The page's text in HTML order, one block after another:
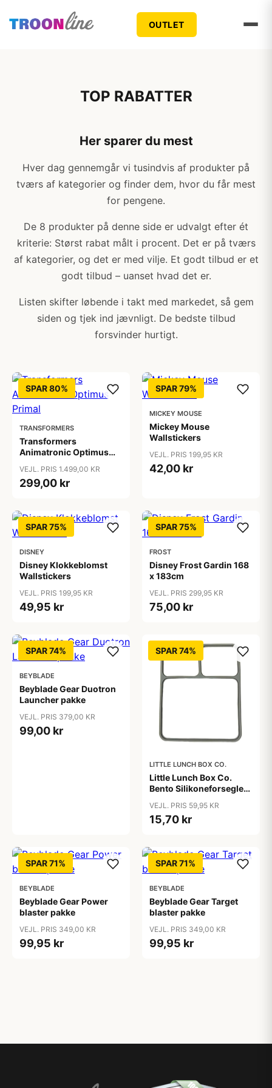
OUTLET
TOP RABATTER
Her sparer du mest
Hver dag gennemgår vi tusindvis af produkter på
tværs af kategorier og finder dem, hvor du får mest
for pengene.
De 8 produkter på denne side er udvalgt efter ét
kriterie: Størst rabat målt i procent. Det er på tværs
af kategorier, og det er med vilje. Et godt tilbud er et
godt tilbud – uanset hvad det er.
Listen skifter løbende i takt med markedet, så gem
siden og tjek ind jævnligt. De bedste tilbud
forsvinder hurtigt.
SPAR 80%
TRANSFORMERS
Transformers
Animatronic Optimus
VEJL. PRIS 1.499,00 KR
299,00 kr
SPAR 79%
MICKEY MOUSE
Mickey Mouse
Wallstickers
VEJL. PRIS 199,95 KR
42,00 kr
SPAR 75%
DISNEY
Disney Klokkeblomst
Wallstickers
VEJL. PRIS 199,95 KR
49,95 kr
SPAR 75%
FROST
Disney Frost Gardin 168
x 183cm
VEJL. PRIS 299,95 KR
75,00 kr
SPAR 74%
BEYBLADE
Beyblade Gear Duotron
Launcher pakke
VEJL. PRIS 379,00 KR
99,00 kr
SPAR 74%
LITTLE LUNCH BOX CO.
Little Lunch Box Co.
Bento Silikoneforsegler
VEJL. PRIS 59,95 KR
15,70 kr
SPAR 71%
BEYBLADE
Beyblade Gear Power
blaster pakke
VEJL. PRIS 349,00 KR
99,95 kr
SPAR 71%
BEYBLADE
Beyblade Gear Target
blaster pakke
VEJL. PRIS 349,00 KR
99,95 kr